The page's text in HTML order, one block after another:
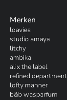
Merken
loavies
studio amaya
litchy
ambika
alix the label
refined department
lofty manner
b&b wasparfum